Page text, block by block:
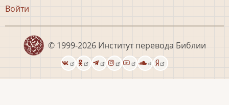
Меню
записи
пользователя
Войти
© 1999-2026 Институт перевода Библии